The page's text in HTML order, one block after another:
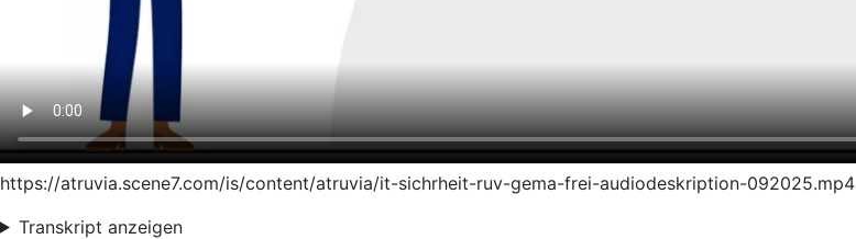
https://atruvia.scene7.com/is/content/atruvia/it-sichrheit-ruv-gema-frei-audiodeskription-092025.mp4
Transkript anzeigen